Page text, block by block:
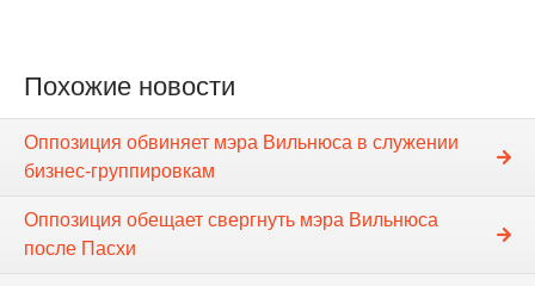
Похожие новости
Оппозиция обвиняет мэра Вильнюса в служении
бизнес-группировкам
Оппозиция обещает свергнуть мэра Вильнюса
после Пасхи